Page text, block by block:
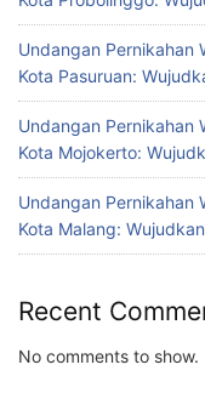
Undangan Pernikahan
Kota Pasuruan:
Undangan Pernikahan
Kota Mojokerto:
Undangan Pernikahan
Kota Malang:
Recent
No comments to show.